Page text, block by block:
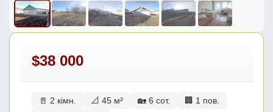
$38 000
🚪 2 кімн. 📐 45 м² 🏡 6 сот.
🏢 1 пов.